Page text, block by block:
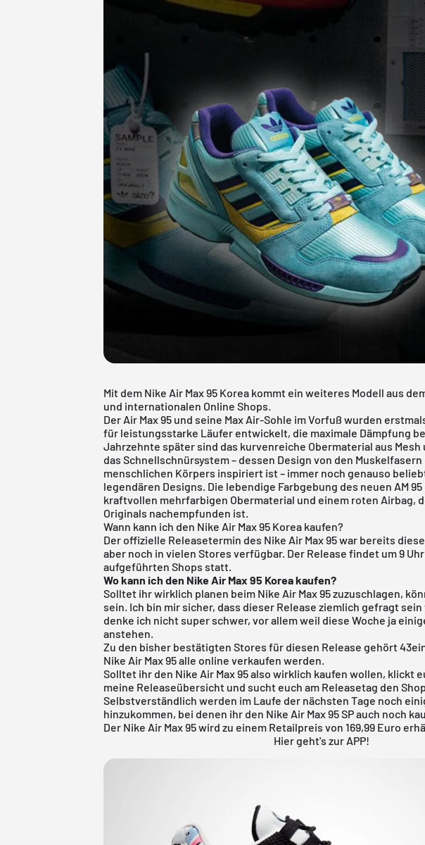
Mit dem Nike Air Max 95 Korea kommt ein weiteres Modell aus
und internationalen Online Shops.
Der Air Max 95 und seine Max Air-Sohle im Vorfuß wurden
für leistungsstarke Läufer entwickelt, die maximale Dämpfung
Jahrzehnte später sind das kurvenreiche Obermaterial aus
das Schnellschnürsystem – dessen Design von den Muskelfasern
menschlichen Körpers inspiriert ist – immer noch genauso
legendären Designs. Die lebendige Farbgebung des neuen AM
kraftvollen mehrfarbigen Obermaterial und einem roten Airbag,
Originals nachempfunden ist.
Wann kann ich den Nike Air Max 95 Korea kaufen?
Der offizielle Releasetermin des Nike Air Max 95 war bereits
aber noch in vielen Stores verfügbar. Der Release findet um 9
aufgeführten Shops statt.
Wo kann ich den Nike Air Max 95 Korea kaufen?
Solltet ihr wirklich planen beim Nike Air Max 95 zuzuschlagen,
sein. Ich bin mir sicher, dass dieser Release ziemlich gefragt
denke ich nicht super schwer, vor allem weil diese Woche ja
anstehen.
Zu den bisher bestätigten Stores für diesen Release gehört
Nike Air Max 95 alle online verkaufen werden.
Solltet ihr den Nike Air Max 95 also wirklich kaufen wollen, klickt
meine Releaseübersicht und sucht euch am Releasetag den
Selbstverständlich werden im Laufe der nächsten Tage noch
hinzukommen, bei denen ihr den Nike Air Max 95 SP auch noch
Der Nike Air Max 95 wird zu einem Retailpreis von 169,99 Euro
Hier geht's zur APP!